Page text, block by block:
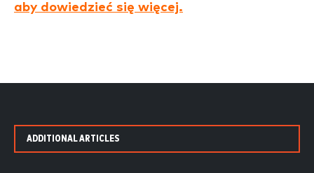
aby dowiedzieć się więcej.
ADDITIONAL ARTICLES